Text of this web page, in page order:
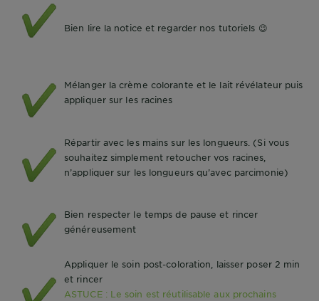
Bien lire la notice et regarder nos tutoriels 😉
Mélanger la crème colorante et le lait révélateur puis
appliquer sur les racines
Répartir avec les mains sur les longueurs. (Si vous
souhaitez simplement retoucher vos racines,
n’appliquer sur les longueurs qu’avec parcimonie)
Bien respecter le temps de pause et rincer
généreusement
Appliquer le soin post-coloration, laisser poser 2 min
et rincer
ASTUCE : Le soin est réutilisable aux prochains